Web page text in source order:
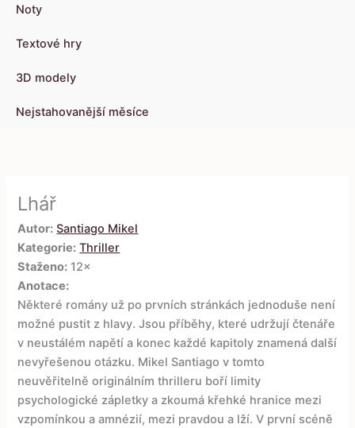
Noty
Textové hry
3D modely
Nejstahovanější měsíce
Lhář
Autor: Santiago Mikel
Kategorie: Thriller
Staženo: 12×
Anotace:
Některé romány už po prvních stránkách jednoduše není
možné pustit z hlavy. Jsou příběhy, které udržují čtenáře
v neustálém napětí a konec každé kapitoly znamená další
nevyřešenou otázku. Mikel Santiago v tomto
neuvěřitelně originálním thrilleru boří limity
psychologické zápletky a zkoumá křehké hranice mezi
vzpomínkou a amnézií, mezi pravdou a lží. V první scéně